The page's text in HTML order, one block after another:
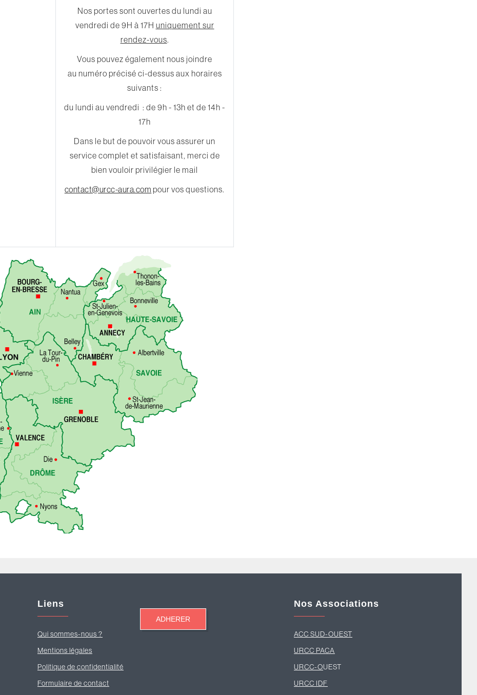
Nos portes sont ouvertes du lundi au
vendredi de 9H à 17H uniquement sur
rendez-vous.
Vous pouvez également nous joindre
au numéro précisé ci-dessus aux horaires
suivants :
du lundi au vendredi : de 9h - 13h et de 14h -
17h
Dans le but de pouvoir vous assurer un
service complet et satisfaisant, merci de
bien vouloir privilégier le mail
contact@urcc-aura.com pour vos questions.
Liens
Qui sommes-nous ?
Mentions légales
Politique de confidentialité
Formulaire de contact
Nos Associations
ACC SUD-OUEST
URCC PACA
URCC-OUEST
URCC IDF